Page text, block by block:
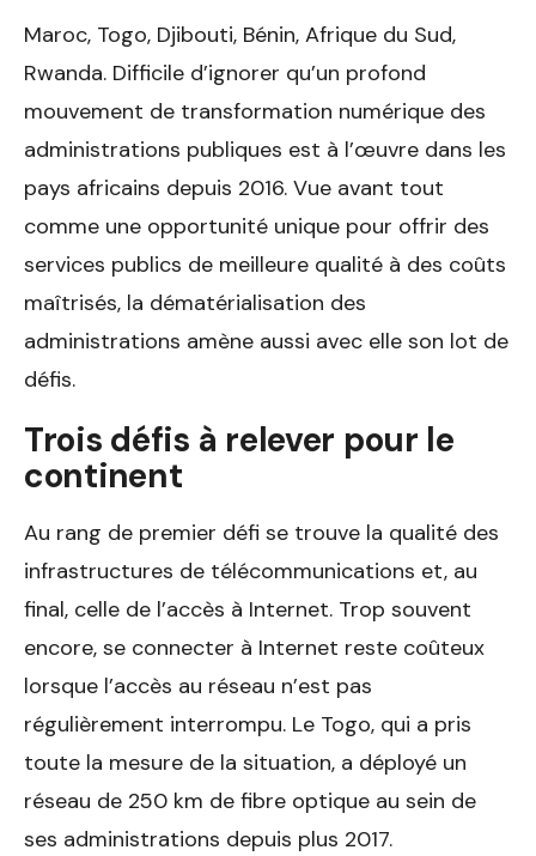
Maroc, Togo, Djibouti, Bénin, Afrique du Sud,
Rwanda. Difficile d’ignorer qu’un profond
mouvement de transformation numérique des
administrations publiques est à l’œuvre dans les
pays africains depuis 2016. Vue avant tout
comme une opportunité unique pour offrir des
services publics de meilleure qualité à des coûts
maîtrisés, la dématérialisation des
administrations amène aussi avec elle son lot de
défis.
Trois défis à relever pour le
continent
Au rang de premier défi se trouve la qualité des
infrastructures de télécommunications et, au
final, celle de l’accès à Internet. Trop souvent
encore, se connecter à Internet reste coûteux
lorsque l’accès au réseau n’est pas
régulièrement interrompu. Le Togo, qui a pris
toute la mesure de la situation, a déployé un
réseau de 250 km de fibre optique au sein de
ses administrations depuis plus 2017.